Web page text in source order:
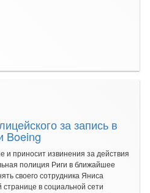
за запись в
Boeing
и приносит извинения за действия
полиция Риги в ближайшее
своего сотрудника Яниса
в социальной сети